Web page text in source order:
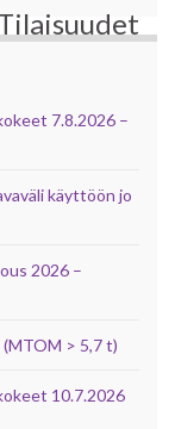
7.8.2026 –
käyttöön jo
2026 –
> 5,7 t)
10.7.2026